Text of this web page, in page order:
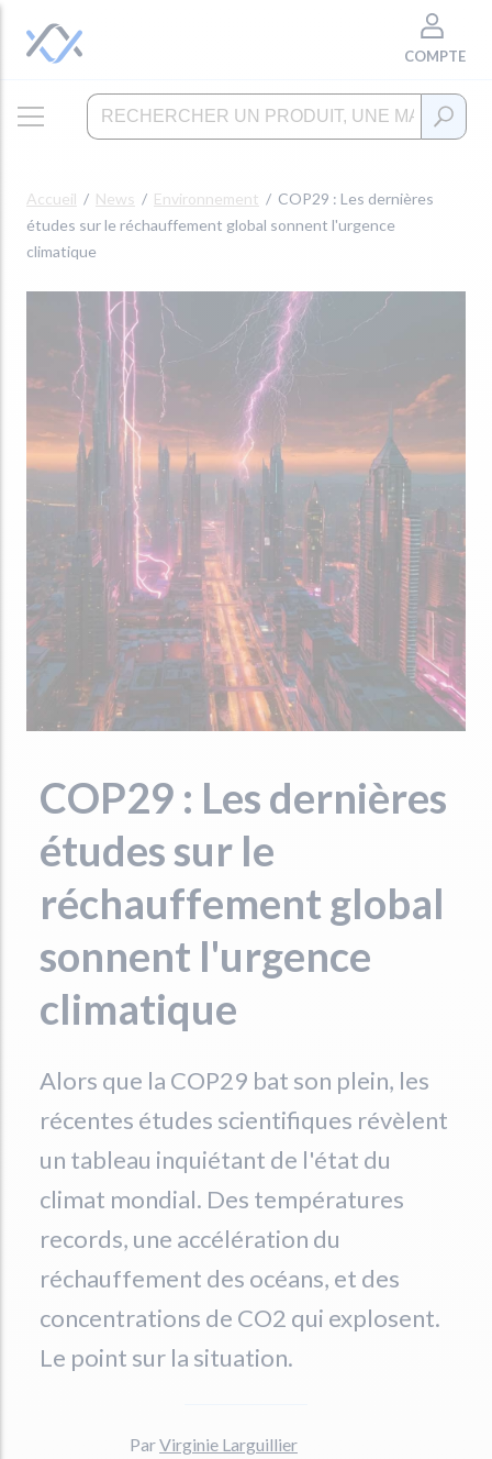
COMPTE
Accueil News Environnement
COP29 : Les dernières
études sur le réchauffement global sonnent l'urgence
climatique
COP29 : Les dernières
études sur le
réchauffement global
sonnent l'urgence
climatique
Alors que la COP29 bat son plein, les
récentes études scientifiques révèlent
un tableau inquiétant de l'état du
climat mondial. Des températures
records, une accélération du
réchauffement des océans, et des
concentrations de CO2 qui explosent.
Le point sur la situation.
ParVirginie Larguillier